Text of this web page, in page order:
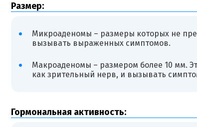
Размер:
Микроаденомы – размеры которых не
вызывать выраженных симптомов.
Макроаденомы – размером более 10 мм.
как зрительный нерв, и вызывать
Гормональная активность: